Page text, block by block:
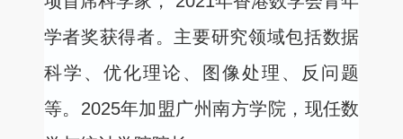
学者奖获得者。主要研究领域包括数据
科学、优化理论、图像处理、反问题
等。 2025年加盟广州南方学院，现任数